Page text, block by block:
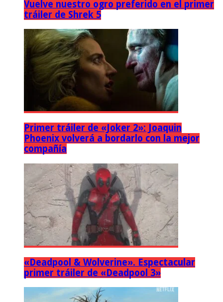
Vuelve nuestro ogro preferido en el primer
tráiler de Shrek 5
Primer tráiler de «Joker 2»: Joaquin
Phoenix volverá a bordarlo con la mejor
compañía
«Deadpool & Wolverine». Espectacular
primer tráiler de «Deadpool 3»